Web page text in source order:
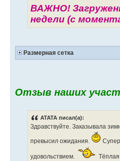
ВАЖНО!
недели (с
Размерная сетка
Отзыв наших
АТАТА писал(а):
Здравствуйте. Заказывала
превысил ожидания.
удовольствием.